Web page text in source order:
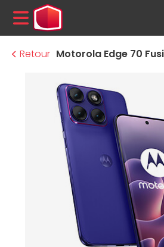
MENU
Retour